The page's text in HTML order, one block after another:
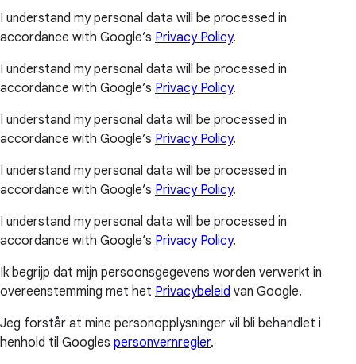
I understand my personal data will be processed in
accordance with Google’s Privacy Policy.
I understand my personal data will be processed in
accordance with Google’s Privacy Policy.
I understand my personal data will be processed in
accordance with Google’s Privacy Policy.
I understand my personal data will be processed in
accordance with Google’s Privacy Policy.
I understand my personal data will be processed in
accordance with Google’s Privacy Policy.
Ik begrijp dat mijn persoonsgegevens worden verwerkt in
overeenstemming met het Privacybeleid van Google.
Jeg forstår at mine personopplysninger vil bli behandlet i
henhold til Googles personvernregler.